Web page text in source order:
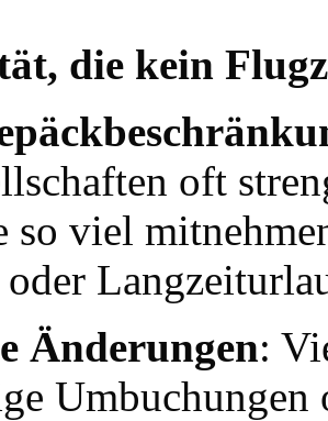
die kein
oft
so viel
Änderungen:
Umbuchungen